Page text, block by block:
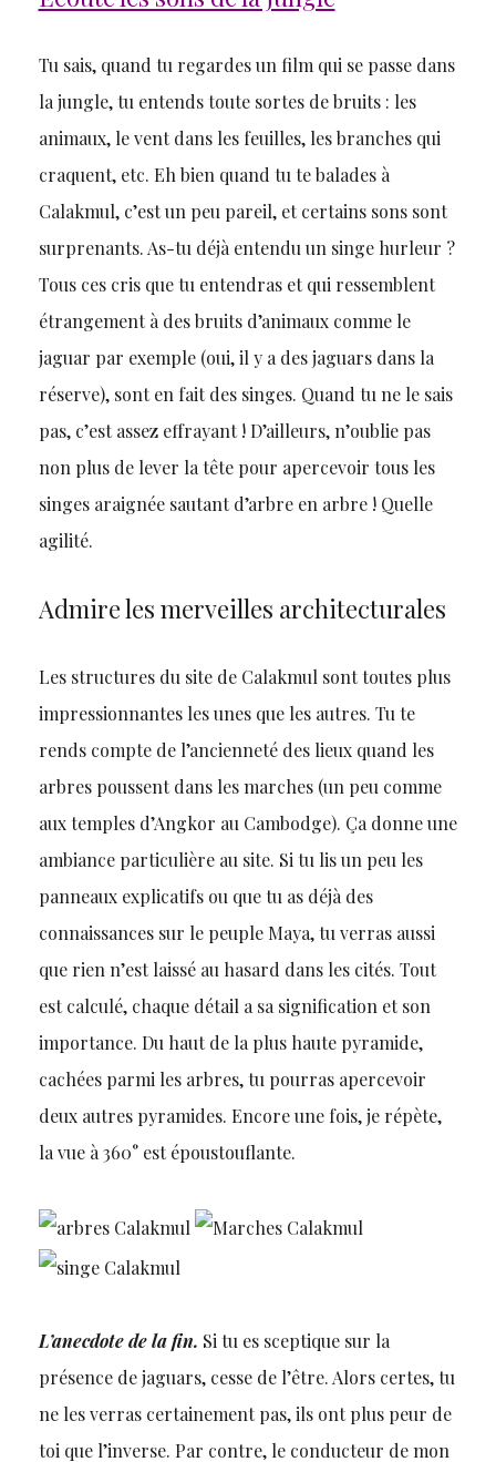
Tu sais, quand tu regardes un film qui se passe dans
la jungle, tu entends toute sortes de bruits : les
animaux, le vent dans les feuilles, les branches qui
craquent, etc. Eh bien quand tu te balades à
Calakmul, c’est un peu pareil, et certains sons sont
surprenants. As-tu déjà entendu un singe hurleur ?
Tous ces cris que tu entendras et qui ressemblent
étrangement à des bruits d’animaux comme le
jaguar par exemple (oui, il y a des jaguars dans la
réserve), sont en fait des singes. Quand tu ne le sais
pas, c’est assez effrayant ! D’ailleurs, n’oublie pas
non plus de lever la tête pour apercevoir tous les
singes araignée sautant d’arbre en arbre ! Quelle
agilité.
Admire les merveilles architecturales
Les structures du site de Calakmul sont toutes plus
impressionnantes les unes que les autres. Tu te
rends compte de l’ancienneté des lieux quand les
arbres poussent dans les marches (un peu comme
aux temples d’Angkor au Cambodge). Ça donne une
ambiance particulière au site. Si tu lis un peu les
panneaux explicatifs ou que tu as déjà des
connaissances sur le peuple Maya, tu verras aussi
que rien n’est laissé au hasard dans les cités. Tout
est calculé, chaque détail a sa signification et son
importance. Du haut de la plus haute pyramide,
cachées parmi les arbres, tu pourras apercevoir
deux autres pyramides. Encore une fois, je répète,
la vue à 360° est époustouflante.
L’anecdote de la fin. Si tu es sceptique sur la
présence de jaguars, cesse de l’être. Alors certes, tu
ne les verras certainement pas, ils ont plus peur de
toi que l’inverse. Par contre, le conducteur de mon